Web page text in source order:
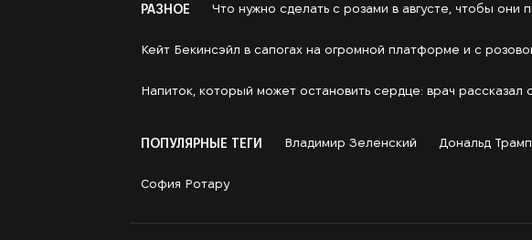
РАЗНОЕ Что нужно сделать с розами в августе, чтобы
Кейт Бекинсэйл в сапогах на огромной платформе и с
Напиток, который может остановить сердце: врач
ПОПУЛЯРНЫЕ ТЕГИ Владимир Зеленский Дональд Трамп
София Ротару